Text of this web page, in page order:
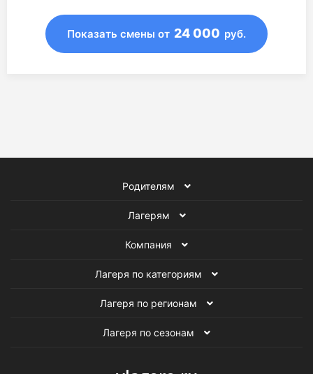
Показать смены от 24 000 руб.
Родителям
Лагерям
Компания
Лагеря по категориям
Лагеря по регионам
Лагеря по сезонам